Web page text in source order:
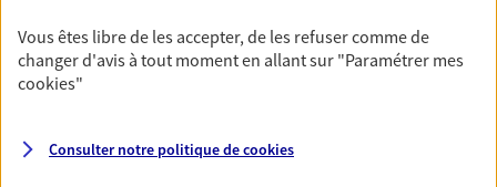
Vous êtes libre de les accepter, de les refuser comme de
changer d'avis à tout moment en allant sur "Paramétrer mes
cookies"
Consulter notre politique decookies